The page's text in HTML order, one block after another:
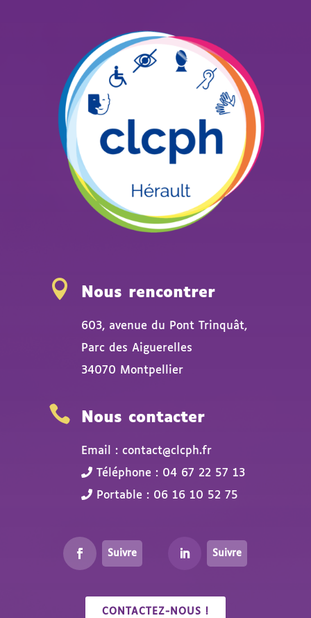
 Nous rencontrer
603, avenue du Pont Trinquât,
Parc des Aiguerelles
34070 Montpellier
 Nous contacter
Email : contact@clcph.fr
Téléphone : 04 67 22 57 13
Portable : 06 16 10 52 75
Suivre Suivre
CONTACTEZ-NOUS !